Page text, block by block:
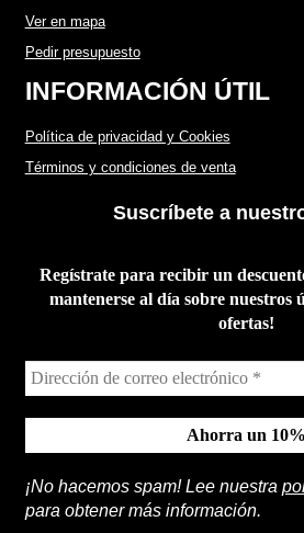
Ver en mapa
Pedir presupuesto
INFORMACIÓN ÚTIL
Política de privacidad y Cookies
Términos y condiciones de venta
Suscríbete a
Regístrate para recibir un
mantenerse al día sobre nuestros
ofertas!
¡No hacemos spam! Lee nuestra
para obtener más información.